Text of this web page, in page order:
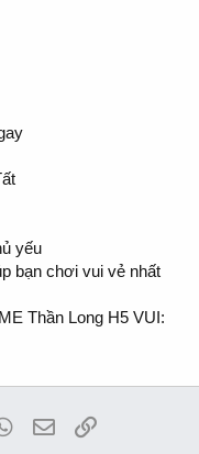
yếu
bạn chơi vui vẻ nhất
Thần Long H5 VUI:
WhatsApp
EmailLink